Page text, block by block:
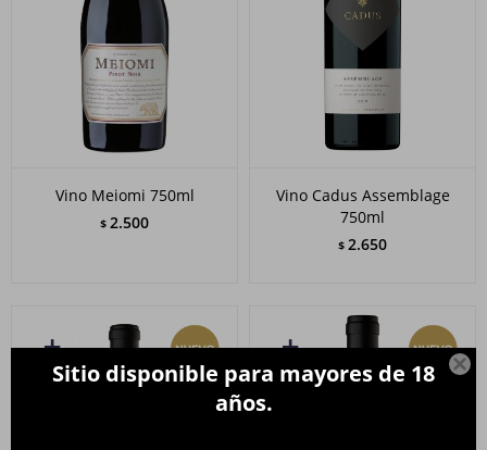

Sitio disponible para mayores de 18
años.
Vino Meiomi 750ml
$ 2.500
Vino Cadus Assemblage
750ml
$ 2.650